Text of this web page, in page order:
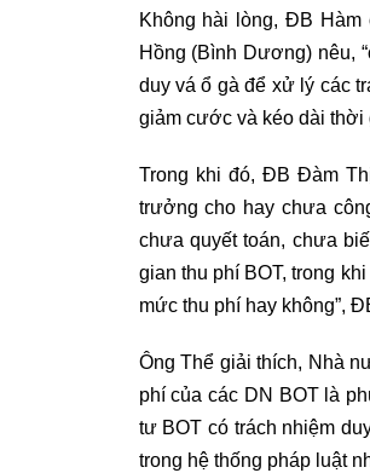
Không hài lòng, ĐB
Hồng (Bình Dương) nêu,
duy vá ổ gà để xử lý các
giảm cước và kéo dài thời
Trong khi đó, ĐB Đàm
trưởng cho hay chưa
chưa quyết toán, chưa
gian thu phí BOT, trong
mức thu phí hay không”,
Ông Thể giải thích, Nhà
phí của các DN BOT là
tư BOT có trách nhiệm
trong hệ thống pháp luật